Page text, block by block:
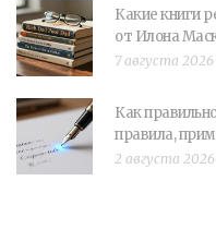
Какие книги
от Илона
7 августа 2026
Как
правила,
2 августа 2026